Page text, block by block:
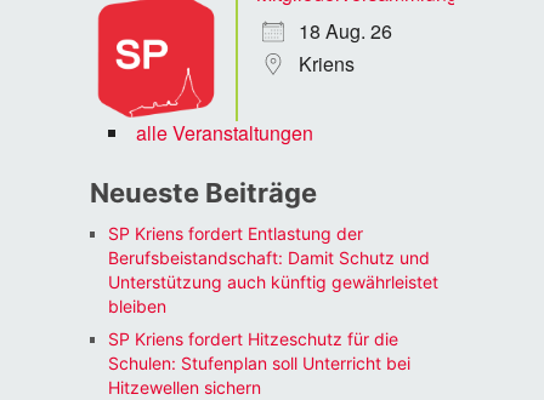
18 Aug. 26
Kriens
alle Veranstaltungen
Neueste Beiträge
SP Kriens fordert Entlastung der
Berufsbeistandschaft: Damit Schutz und
Unterstützung auch künftig gewährleistet
bleiben
SP Kriens fordert Hitzeschutz für die
Schulen: Stufenplan soll Unterricht bei
Hitzewellen sichern